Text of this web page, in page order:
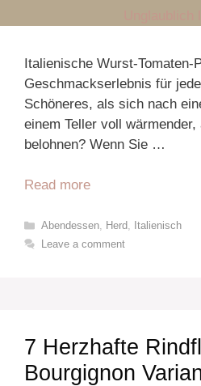
Italienische Wurst-Tomaten-
Geschmackserlebnis für
Schöneres, als sich nach
einem Teller voll
belohnen? Wenn Sie …
Read more
Categories
Abendessen, Herd, Italienisch
Leave a comment
7 Herzhafte
Bourgignon